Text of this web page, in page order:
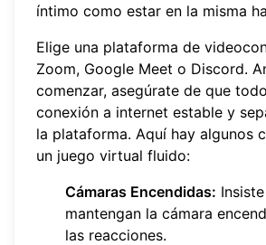
íntimo como estar en la misma
Elige una plataforma de
Zoom, Google Meet o Discord.
comenzar, asegúrate de que
conexión a internet estable y
la plataforma. Aquí hay algunos
un juego virtual fluido:
Cámaras Encendidas:
mantengan la cámara
las reacciones.